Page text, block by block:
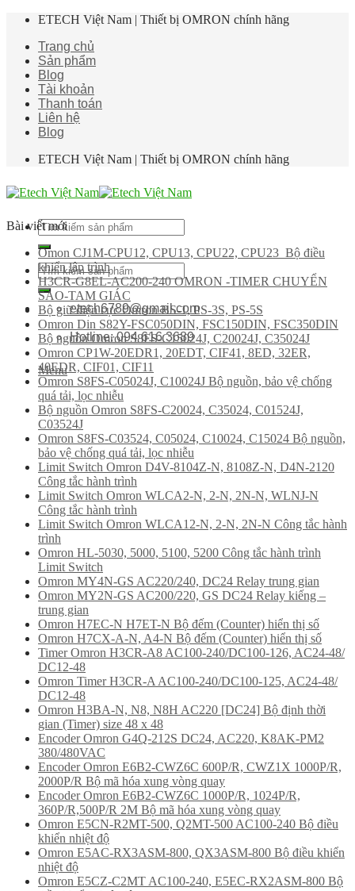
Skip
content
ETECH Việt Nam | Thiết bị OMRON chính hãng
Trang chủ
Sản phẩm
Blog
Tài khoản
Thanh toán
Liên hệ
Blog
ETECH Việt Nam | Thiết bị OMRON chính hãng
Tìm
kiếm:
Tìm
kiếm:
etech6789@gmail.com
Hotline: 094 616 3689
Menu
Bài viết mới
Omon CJ1M-CPU12, CPU13, CPU22, CPU23 Bộ điều
khiển lập trình
H3CR-G8EL-AC200-240 OMRON -TIMER CHUYỂN
SAO-TAM GIÁC
Bộ giữ điện cực Omron BS-1, PS-3S, PS-5S
Omron Din S82Y-FSC050DIN, FSC150DIN, FSC350DIN
Bộ nguồn Omron S8FS-C15024J, C20024J, C35024J
Omron CP1W-20EDR1, 20EDT, CIF41, 8ED, 32ER,
40EDR, CIF01, CIF11
Omron S8FS-C05024J, C10024J Bộ nguồn, bảo vệ chống
quá tải, lọc nhiễu
Bộ nguồn Omron S8FS-C20024, C35024, C01524J,
C03524J
Omron S8FS-C03524, C05024, C10024, C15024 Bộ nguồn,
bảo vệ chống quá tải, lọc nhiễu
Limit Switch Omron D4V-8104Z-N, 8108Z-N, D4N-2120
Công tắc hành trình
Limit Switch Omron WLCA2-N, 2-N, 2N-N, WLNJ-N
Công tắc hành trình
Limit Switch Omron WLCA12-N, 2-N, 2N-N Công tắc hành
trình
Omron HL-5030, 5000, 5100, 5200 Công tắc hành trình
Limit Switch
Omron MY4N-GS AC220/240, DC24 Relay trung gian
Omron MY2N-GS AC200/220, GS DC24 Relay kiếng –
trung gian
Omron H7EC-N H7ET-N Bộ đếm (Counter) hiển thị số
Omron H7CX-A-N, A4-N Bộ đếm (Counter) hiển thị số
Timer Omron H3CR-A8 AC100-240/DC100-126, AC24-48/
DC12-48
Omron Timer H3CR-A AC100-240/DC100-125, AC24-48/
DC12-48
Omron H3BA-N, N8, N8H AC220 [DC24] Bộ định thời
gian (Timer) size 48 x 48
Encoder Omron G4Q-212S DC24, AC220, K8AK-PM2
380/480VAC
Encoder Omron E6B2-CWZ6C 600P/R, CWZ1X 1000P/R,
2000P/R Bộ mã hóa xung vòng quay
Encoder Omron E6B2-CWZ6C 1000P/R, 1024P/R,
360P/R,500P/R 2M Bộ mã hóa xung vòng quay
Omron E5CN-R2MT-500, Q2MT-500 AC100-240 Bộ điều
khiển nhiệt độ
Omron E5AC-RX3ASM-800, QX3ASM-800 Bộ điều khiển
nhiệt độ
Omron E5CZ-C2MT AC100-240, E5EC-RX2ASM-800 Bộ